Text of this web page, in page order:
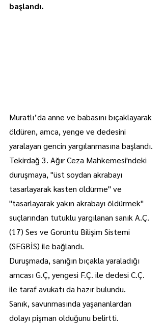
başlandı.
Muratlı’da anne ve babasını bıçaklayarak
öldüren, amca, yenge ve dedesini
yaralayan gencin yargılanmasına başlandı.
Tekirdağ 3. Ağır Ceza Mahkemesi'ndeki
duruşmaya, "üst soydan akrabayı
tasarlayarak kasten öldürme" ve
"tasarlayarak yakın akrabayı öldürmek"
suçlarından tutuklu yargılanan sanık A.Ç.
(17) Ses ve Görüntü Bilişim Sistemi
(SEGBİS) ile bağlandı.
Duruşmada, sanığın bıçakla yaraladığı
amcası G.Ç, yengesi F.Ç. ile dedesi C.Ç.
ile taraf avukatı da hazır bulundu.
Sanık, savunmasında yaşananlardan
dolayı pişman olduğunu belirtti.